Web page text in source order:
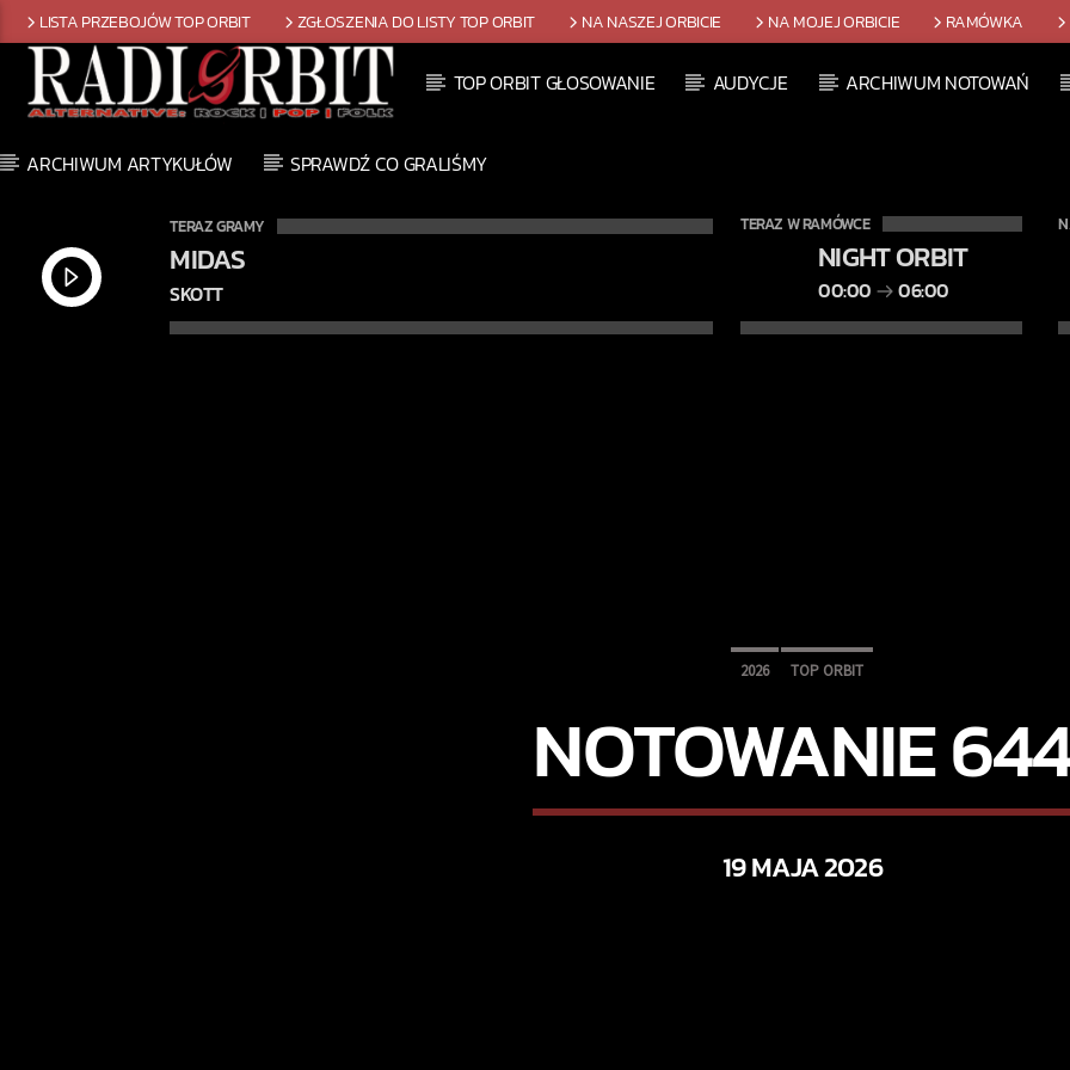
LISTA PRZEBOJÓW TOP ORBIT ZGŁOSZENIA DO LISTY TOP ORBIT NA NASZEJ ORBICIE NA MOJEJ ORBICIE RAMÓWKA
TOP ORBIT GŁOSOWANIE AUDYCJE ARCHIWUM NOTOWAŃ
ARCHIWUM ARTYKUŁÓW SPRAWDŹ CO GRALIŚMY
TERAZ GRAMY
MIDAS
SKOTT
TERAZ W RAMÓWCE
NIGHT ORBIT
00:00 06:00
2026 TOP ORBIT
NOTOWANIE
19 MAJA 2026